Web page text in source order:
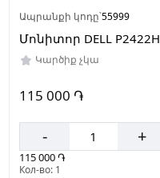
Ապրանքի կոդը՝55999
Մոնիտոր DELL P2422H
Կարծիք չկա
115 000 ֏
- +
115 000 ֏
Кол-во: 1